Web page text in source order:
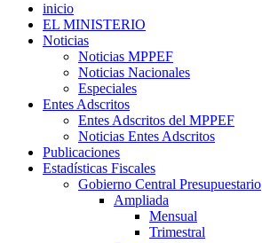
inicio
EL MINISTERIO
Noticias
Noticias MPPEF
Noticias Nacionales
Especiales
Entes Adscritos
Entes Adscritos del MPPEF
Noticias Entes Adscritos
Publicaciones
Estadísticas Fiscales
Gobierno Central Presupuestario
Ampliada
Mensual
Trimestral